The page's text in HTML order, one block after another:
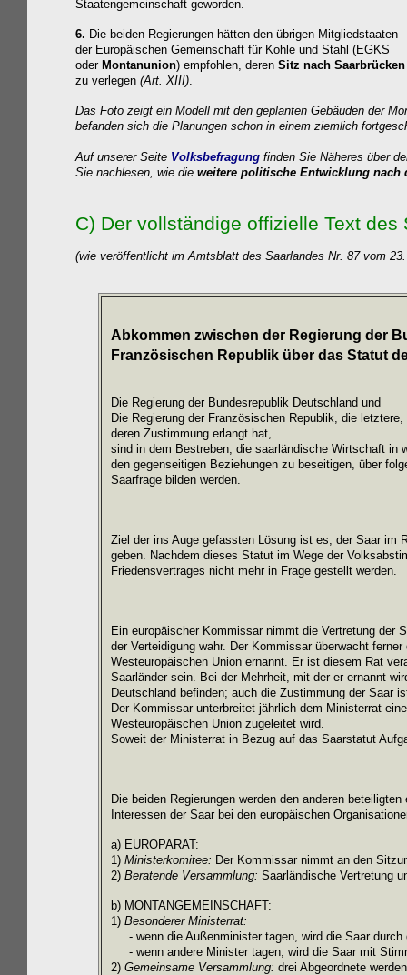
Staatengemeinschaft geworden.
6. Die beiden Regierungen hätten den übrigen Mitgliedstaaten
der Europäischen Gemeinschaft für Kohle und Stahl (EGKS
oder Montanunion) empfohlen, deren Sitz nach Saarbrücken
zu verlegen (Art. XIII).
Das Foto zeigt ein Modell mit den geplanten Gebäuden der
befanden sich die Planungen schon in einem ziemlich
Auf unserer Seite Volksbefragung finden Sie Näheres über
Sie nachlesen, wie die weitere politische Entwicklung nach
C) Der vollständige offizielle Text
(wie veröffentlicht im Amtsblatt des Saarlandes Nr. 87 vom
Abkommen zwischen der Regierung der
Französischen Republik über das Statut
Die Regierung der Bundesrepublik Deutschland und
Die Regierung der Französischen Republik, die
deren Zustimmung erlangt hat,
sind in dem Bestreben, die saarländische Wirtschaft in
den gegenseitigen Beziehungen zu beseitigen, über
Saarfrage bilden werden.
Ziel der ins Auge gefassten Lösung ist es, der Saar im
geben. Nachdem dieses Statut im Wege der
Friedensvertrages nicht mehr in Frage gestellt werden.
Ein europäischer Kommissar nimmt die Vertretung der
der Verteidigung wahr. Der Kommissar überwacht
Westeuropäischen Union ernannt. Er ist diesem Rat
Saarländer sein. Bei der Mehrheit, mit der er ernannt
Deutschland befinden; auch die Zustimmung der Saar
Der Kommissar unterbreitet jährlich dem Ministerrat
Westeuropäischen Union zugeleitet wird.
Soweit der Ministerrat in Bezug auf das Saarstatut
Die beiden Regierungen werden den anderen
Interessen der Saar bei den europäischen
a) EUROPARAT:
1) Ministerkomitee: Der Kommissar nimmt an den
2) Beratende Versammlung: Saarländische Vertretung
b)MONTANGEMEINSCHAFT:
1) Besonderer Ministerrat:
- wenn die Außenminister tagen, wird die Saar durch
- wenn andere Minister tagen, wird die Saar mit
2) Gemeinsame Versammlung: drei Abgeordnete